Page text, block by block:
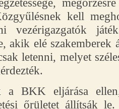
kell
vezérigazgatók
akik elé szakemberek
letenni, melyet
a BKK eljárása
őrületet állítsák